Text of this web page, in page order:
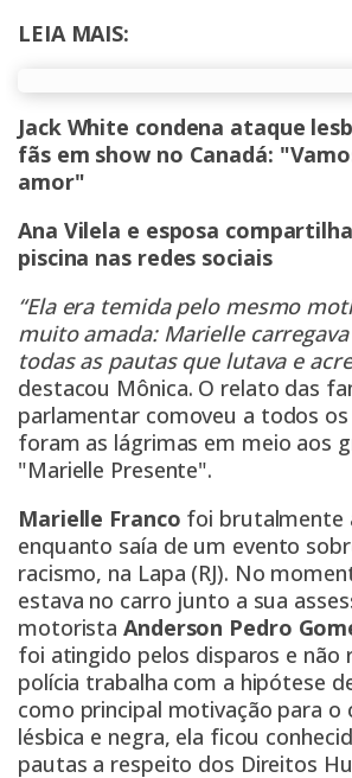
LEIA MAIS:
Jack White condena ataque
fãs em show no Canadá:
amor"
Ana Vilela e esposa
piscina nas redes sociais
“Ela era temida pelo mesmo
muito amada: Marielle
todas as pautas que lutava e
destacou Mônica. O relato das
parlamentar comoveu a todos
foram as lágrimas em meio aos
"Marielle Presente".
Marielle Franco foi brutalmente
enquanto saía de um evento
racismo, na Lapa (RJ). No
estava no carro junto a sua
motoristaAnderson Pedro
foi atingido pelos disparos e não
polícia trabalha com a hipótese
como principal motivação para o
lésbica e negra, ela ficou
pautas a respeito dos Direitos